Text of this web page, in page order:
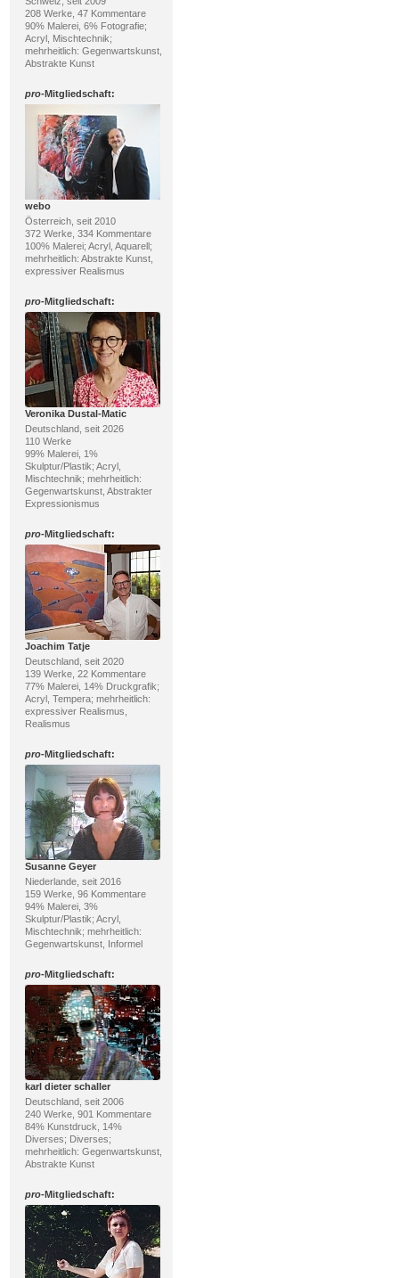
208 Werke, 47 Kommentare
90% Malerei, 6% Fotografie;
Acryl, Mischtechnik;
mehrheitlich: Gegenwartskunst,
Abstrakte Kunst
pro-Mitgliedschaft:
webo
Österreich, seit 2010
372 Werke, 334 Kommentare
100% Malerei; Acryl, Aquarell;
mehrheitlich: Abstrakte Kunst,
expressiver Realismus
pro-Mitgliedschaft:
Veronika Dustal-Matic
Deutschland, seit 2026
110 Werke
99% Malerei, 1%
Skulptur/Plastik; Acryl,
Mischtechnik; mehrheitlich:
Gegenwartskunst, Abstrakter
Expressionismus
pro-Mitgliedschaft:
Joachim Tatje
Deutschland, seit 2020
139 Werke, 22 Kommentare
77% Malerei, 14% Druckgrafik;
Acryl, Tempera; mehrheitlich:
expressiver Realismus,
Realismus
pro-Mitgliedschaft:
Susanne Geyer
Niederlande, seit 2016
159 Werke, 96 Kommentare
94% Malerei, 3%
Skulptur/Plastik; Acryl,
Mischtechnik; mehrheitlich:
Gegenwartskunst, Informel
pro-Mitgliedschaft:
karl dieter schaller
Deutschland, seit 2006
240 Werke, 901 Kommentare
84% Kunstdruck, 14%
Diverses; Diverses;
mehrheitlich: Gegenwartskunst,
Abstrakte Kunst
pro-Mitgliedschaft: